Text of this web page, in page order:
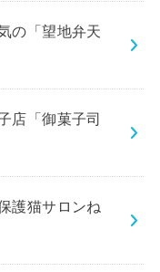
の「望地弁天
店「御菓子司
護猫サロンね